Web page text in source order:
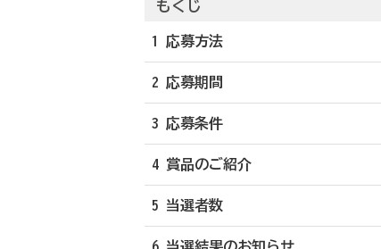
もくじ
1 応募方法
2 応募期間
3 応募条件
4 賞品のご紹介
5 当選者数